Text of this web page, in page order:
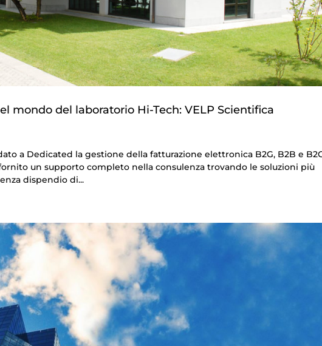
mondo del laboratorio Hi-Tech: VELP Scientifica
a Dedicated la gestione della fatturazione elettronica B2G, B2B e
un supporto completo nella consulenza trovando le soluzioni più
dispendio di...